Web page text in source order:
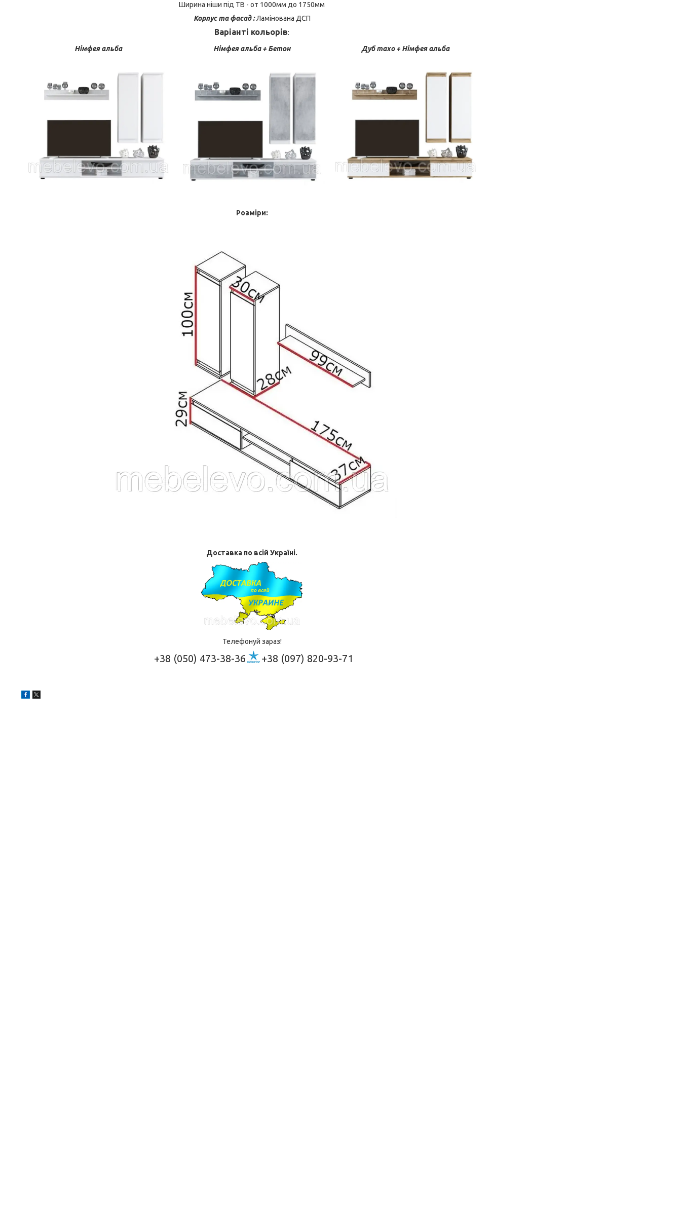
Ширина ніши під ТВ - от 1000мм до 1750мм
Корпус та фасад :Ламінована ДСП
Варіанті кольорів:
Німфея альба
Німфея альба + Бетон Дуб тахо + Німфея альба
Розміри:
Доставка по всій Україні.
Телефонуй зараз!
+38 (050) 473-38-36 +38 (097) 820-93-71